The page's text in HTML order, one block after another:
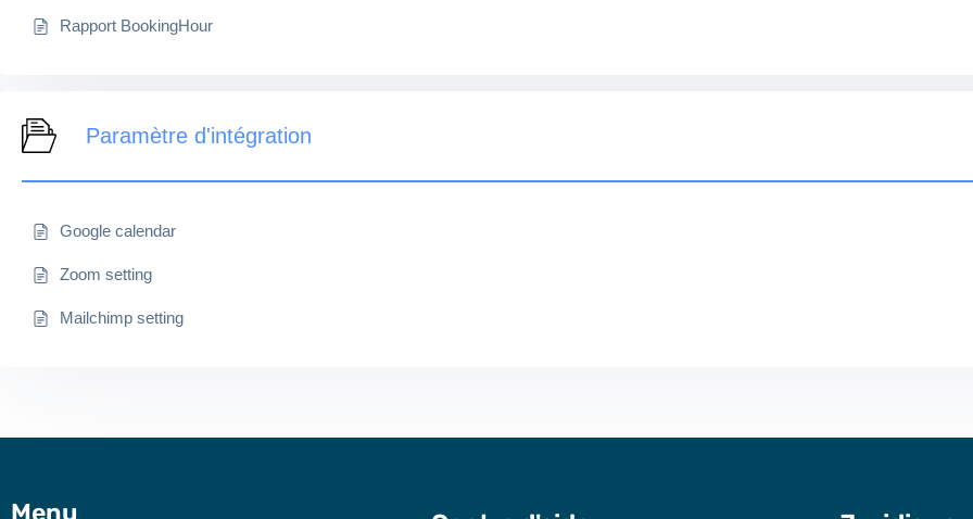
Rapport BookingHour
Paramètre d'intégration
Google calendar
Zoom setting
Mailchimp setting
Menu